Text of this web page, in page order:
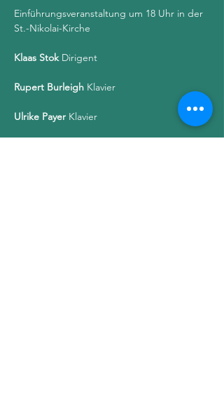
Einführungsveranstaltung um 18 Uhr in der
St.-Nikolai-Kirche
Klaas Stok Dirigent
Rupert Burleigh Klavier
Ulrike Payer Klavier